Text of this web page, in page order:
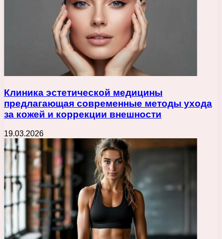
Клиника эстетической медицины
предлагающая современные методы ухода
за кожей и коррекции внешности
19.03.2026